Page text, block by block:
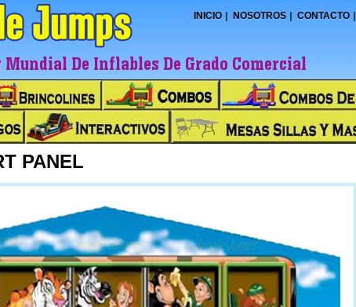
INICIO NOSOTROS CONTACTO
Mundial De Inflables De Grado Comercial
PANEL